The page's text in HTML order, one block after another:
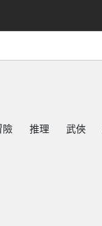
險 推理 武俠